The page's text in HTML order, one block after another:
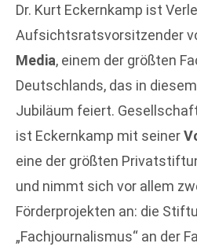
Dr. Kurt Eckernkamp ist
Aufsichtsratsvorsitzender
Media, einem der größten
Deutschlands, das in
Jubiläum feiert.
ist Eckernkamp mit seiner
eine der größten
und nimmt sich vor allem
Förderprojekten an: die
„Fachjournalismus“ an der